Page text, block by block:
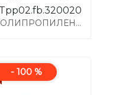
Tpp02.fb.320020
ПОЛИПРОПИЛЕНОВАЯ ТРУБА, АРМИРОВАННАЯ СТЕКЛОВОЛОКНОМ, ?32*4.4, PN20
- 100 %